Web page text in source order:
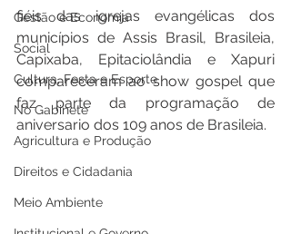
Gestão e Economia
Social
Cultura, Festa e Esporte
No Gabinete
Agricultura e Produção
Direitos e Cidadania
Meio Ambiente
fiéis das igrejas evangélicas dos
municípios de Assis Brasil, Brasileia,
Capixaba, Epitaciolândia e Xapuri
compareceram ao show gospel que
faz parte da programação de
aniversario dos 109 anos de Brasileia.